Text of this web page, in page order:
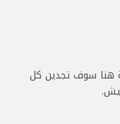
هنا سوف تجدين كل